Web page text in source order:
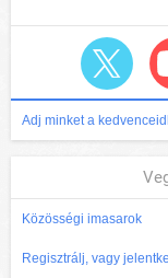
Adj minket a
Közösségi imasarok
Regisztrálj, vagy